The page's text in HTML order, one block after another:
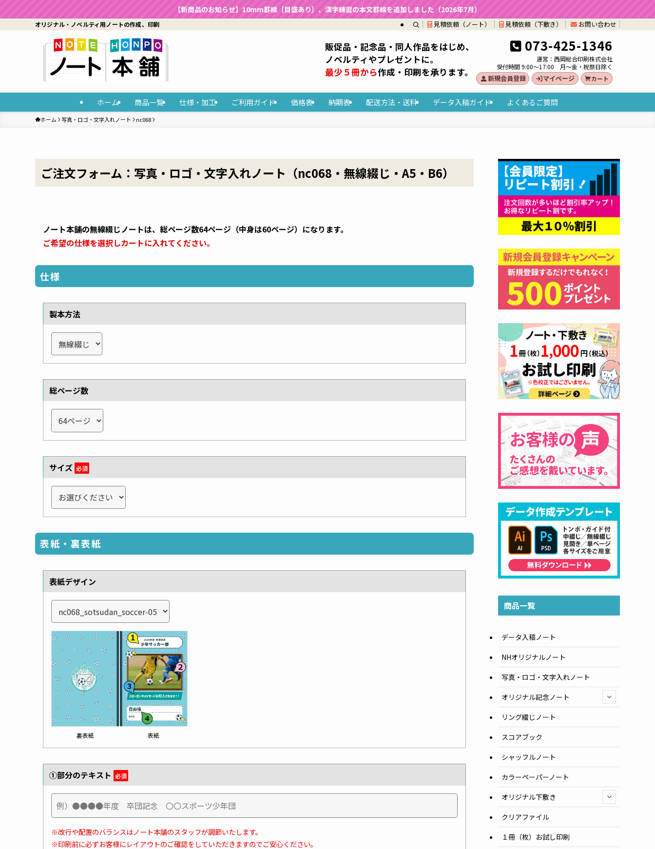
【新商品のお知らせ】10mm罫線［目盛あり］、漢字練習の本文罫線を追加しました（2026年7月）
オリジナル・ノベルティ用ノートの作成、印刷 見積依頼（ノート） 見積依頼（下敷き） お問い合わせ
ホーム 商品一覧 仕様・加工 ご利用ガイド 価格表 納期表 配送方法・送料 データ入稿ガイド よくあるご質問
販促品・記念品・同人作品をはじめ、
ノベルティやプレゼントに。
最少５冊から作成・印刷を承ります。
073-425-1346
運営：西岡総合印刷株式会社
受付時間 9:00～17:00 月～金・祝祭日除く
新規会員登録 マイページ カート
ホーム 写真・ロゴ・文字入れノート nc068
ご注文フォーム：写真・ロゴ・文字入れノート（nc068・無線綴じ・A5・B6）
ノート本舗の無線綴じノートは、総ページ数64ページ（中身は60ページ）になります。
ご希望の仕様を選択しカートに入れてください。
仕様
製本方法
総ページ数
サイズ 必須
表紙・裏表紙
表紙デザイン
裏表紙 表紙
①部分のテキスト 必須
※改行や配置のバランスはノート本舗のスタッフが調節いたします。
※印刷前に必ずお客様にレイアウトのご確認をしていただきますのでご安心ください。
商品一覧
データ入稿ノート
NHオリジナルノート
写真・ロゴ・文字入れノート
オリジナル記念ノート
リング綴じノート
スコアブック
シャッフルノート
カラーペーパーノート
オリジナル下敷き
クリアファイル
１冊（枚）お試し印刷